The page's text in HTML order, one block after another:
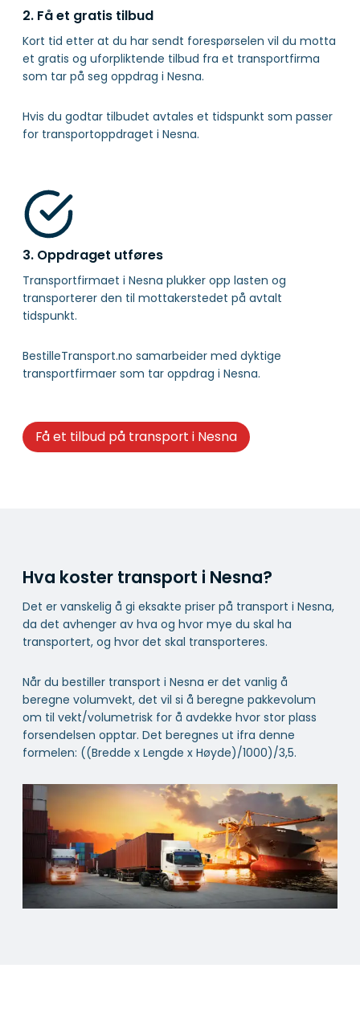
2. Få et gratis tilbud
Kort tid etter at du har sendt forespørselen vil du motta
et gratis og uforpliktende tilbud fra et transportfirma
som tar på seg oppdrag i Nesna.
Hvis du godtar tilbudet avtales et tidspunkt som passer
for transportoppdraget i Nesna.
3. Oppdraget utføres
Transportfirmaet i Nesna plukker opp lasten og
transporterer den til mottakerstedet på avtalt
tidspunkt.
BestilleTransport.no samarbeider med dyktige
transportfirmaer som tar oppdrag i Nesna.
Få et tilbud på transport i Nesna
Hva koster transport i Nesna?
Det er vanskelig å gi eksakte priser på transport i Nesna,
da det avhenger av hva og hvor mye du skal ha
transportert, og hvor det skal transporteres.
Når du bestiller transport i Nesna er det vanlig å
beregne volumvekt, det vil si å beregne pakkevolum
om til vekt/volumetrisk for å avdekke hvor stor plass
forsendelsen opptar. Det beregnes ut ifra denne
formelen: ((Bredde x Lengde x Høyde)/1000)/3,5.